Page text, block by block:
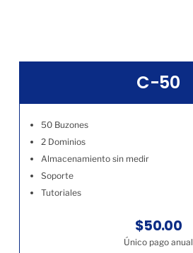
C-50
50 Buzones
2 Dominios
Almacenamiento sin medir
Soporte
Tutoriales
$50.00
Único pago anual